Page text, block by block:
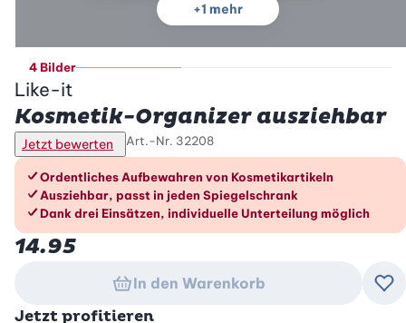
+1 mehr
4 Bilder
Like-it
Kosmetik-Organizer ausziehbar
Jetzt bewerten Art.-Nr. 32208
Die Vorteile im Überblick
Ordentliches Aufbewahren von Kosmetikartikeln
Ausziehbar, passt in jeden Spiegelschrank
Dank drei Einsätzen, individuelle Unterteilung möglich
14.95
In den Warenkorb
Jetzt profitieren